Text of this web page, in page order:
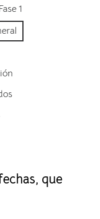
1
que